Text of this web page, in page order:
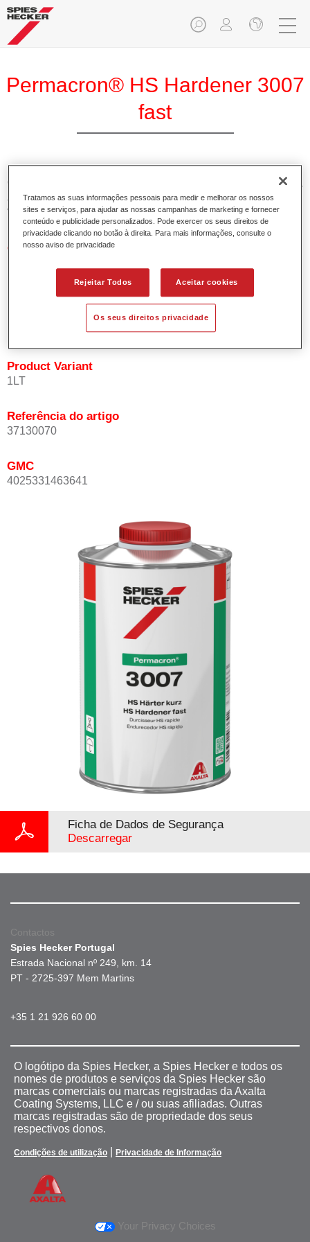
Permacron® HS Hardener 3007
fast
O Permacron Endurecedor HS 3007 rápido permite a óptima
aplicação do Permacron Aparelho HS 5107 e do Permacron
Verniz HS 8007.
Características do produto
Permite uma aplicação económica e ambientalmente
responsável.
Adequado para a reparação de painéis a baixas
temperaturas e pressão de ar baixa na cabina de pintura.
Product Variant
1LT
Referência do artigo
37130070
GMC
4025331463641
Ficha de Dados de Segurança
Descarregar
Contactos
Spies Hecker Portugal
Estrada Nacional nº 249, km. 14
PT - 2725-397 Mem Martins
+35 1 21 926 60 00
O logótipo da Spies Hecker, a Spies Hecker e todos os
nomes de produtos e serviços da Spies Hecker são
marcas comerciais ou marcas registradas da Axalta
Coating Systems, LLC e / ou suas afiliadas. Outras
marcas registradas são de propriedade dos seus
respectivos donos.
Condições de utilização Privacidade de Informação
Your Privacy Choices
Tratamos as suas informações pessoais para medir e melhorar os nossos
sites e serviços, para ajudar as nossas campanhas de marketing e fornecer
conteúdo e publicidade personalizados. Pode exercer os seus direitos de
privacidade clicando no botão à direita. Para mais informações, consulte o
nosso aviso de privacidade
Rejeitar Todos Aceitar cookies
Os seus direitos privacidade